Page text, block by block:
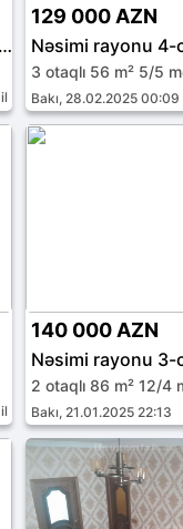
4-cü mikrorayon
129 000 AZN
3 otaqlı 56 m² 5/5
Bakı, 28.02.2025 00:09
140 000 AZN
2 otaqlı 86 m² 12/4
Bakı, 21.01.2025 22:13